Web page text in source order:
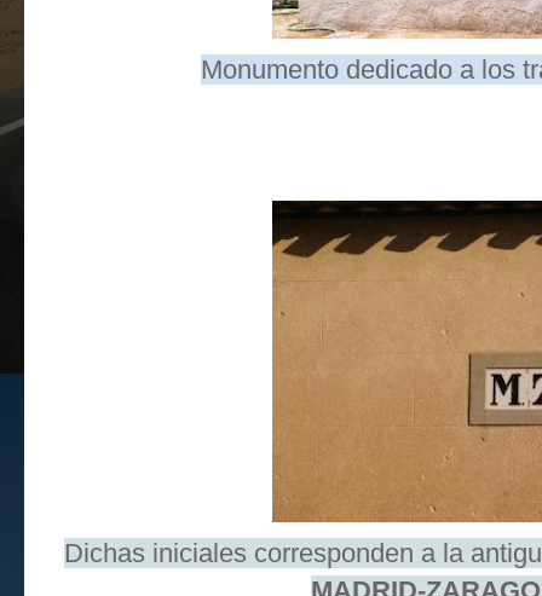
Monumento dedicado a los
Dichas iniciales corresponden a la